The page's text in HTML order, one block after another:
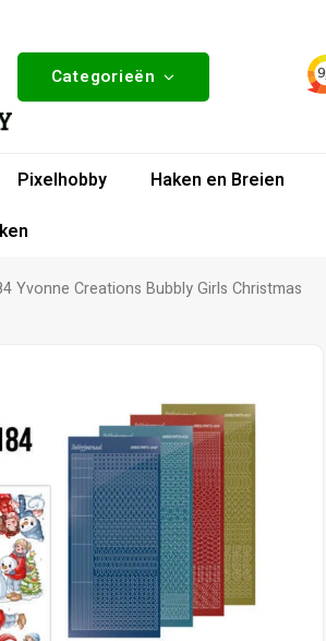
Categorieën
Pixelhobby Haken en Breien
Yvonne Creations Bubbly Girls Christmas